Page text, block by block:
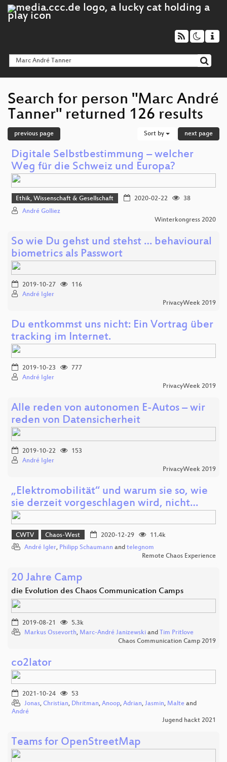
Search for person "Marc André
Tanner" returned 126 results
previous page Sort by next page
Digitale Selbstbestimmung – welcher
Weg für die Schweiz und Europa?
Ethik, Wissenschaft & Gesellschaft 2020-02-22
38
André Golliez
Winterkongress 2020
So wie Du gehst und stehst … behavioural
biometrics als Passwort
2019-10-27
116
André Igler
PrivacyWeek 2019
Du entkommst uns nicht: Ein Vortrag über
tracking im Internet.
2019-10-23
777
André Igler
PrivacyWeek 2019
Alle reden von autonomen E-Autos – wir
reden von Datensicherheit
2019-10-22
153
André Igler
PrivacyWeek 2019
„Elektromobilität“ und warum sie so, wie
sie derzeit vorgeschlagen wird, nicht…
CWTV Chaos-West 2020-12-29
11.4k
André Igler, Philipp Schaumann and telegnom
Remote Chaos Experience
20 Jahre Camp
die Evolution des Chaos Communication Camps
2019-08-21
5.3k
Markus Ossevorth, Marc-André Janizewski and Tim Pritlove
Chaos Communication Camp 2019
co2lator
2021-10-24
53
Jonas, Christian, Dhritman, Anoop, Adrian, Jasmin, Malte and
André
Jugend hackt 2021
Teams for OpenStreetMap